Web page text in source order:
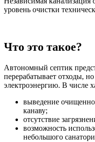
уровень очистки
Что это такое?
Автономный септик
перерабатывает отходы,
электроэнергию. В числе
выведение
канаву;
отсутствие
возможность
небольшого